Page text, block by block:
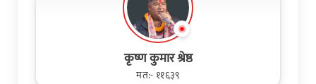
कृष्ण कुमार श्रेष्ठ
मत:- ११६३९